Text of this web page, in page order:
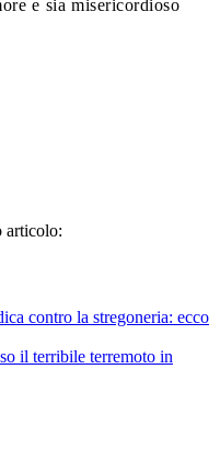
e sia misericordioso
articolo:
contro la stregoneria: ecco
il terribile terremoto in